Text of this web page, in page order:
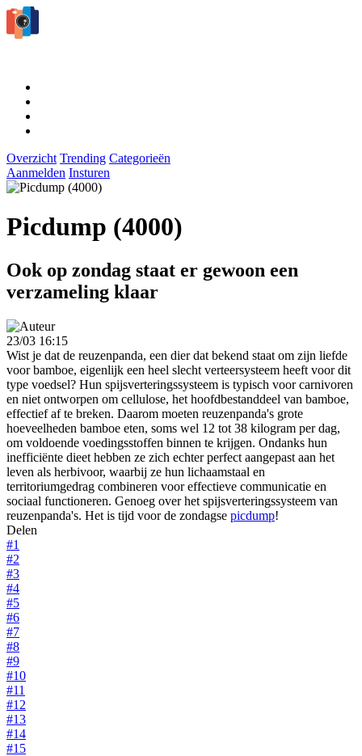
Overzicht Trending Categorieën
Aanmelden Insturen
Picdump (4000)
Ook op zondag staat er gewoon een
verzameling klaar
23/03 16:15
Wist je dat de reuzenpanda, een dier dat bekend staat om zijn liefde
voor bamboe, eigenlijk een heel slecht verteersysteem heeft voor dit
type voedsel? Hun spijsverteringssysteem is typisch voor carnivoren
en niet ontworpen om cellulose, het hoofdbestanddeel van bamboe,
effectief af te breken. Daarom moeten reuzenpanda's grote
hoeveelheden bamboe eten, soms wel 12 tot 38 kilogram per dag,
om voldoende voedingsstoffen binnen te krijgen. Ondanks hun
inefficiënte dieet hebben ze zich echter perfect aangepast aan het
leven als herbivoor, waarbij ze hun lichaamstaal en
territoriumgedrag combineren voor effectieve communicatie en
sociaal functioneren. Genoeg over het spijsverteringssysteem van
reuzenpanda's. Het is tijd voor de zondagse picdump!
Delen
#1
#2
#3
#4
#5
#6
#7
#8
#9
#10
#11
#12
#13
#14
#15